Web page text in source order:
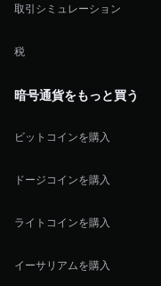
取引シミュレーション
税
暗号通貨をもっと買う
ビットコインを購入
ドージコインを購入
ライトコインを購入
イーサリアムを購入